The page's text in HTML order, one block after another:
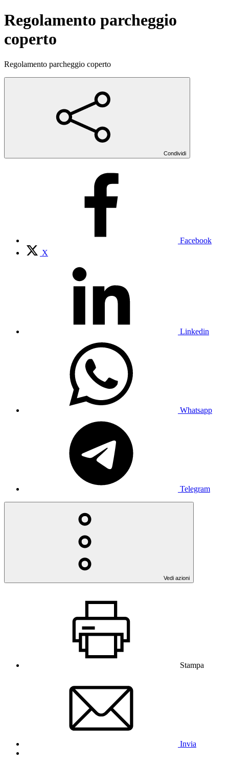
Regolamento parcheggio
coperto
Regolamento parcheggio coperto
Condividi
Facebook
X
Linkedin
Whatsapp
Telegram
Vedi azioni
Stampa
Invia